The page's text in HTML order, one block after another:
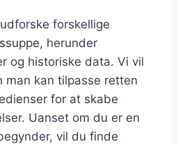
forskellige
herunder
og historiske data. Vi vil
man kan tilpasse retten
for at skabe
Uanset om du er en
vil du finde